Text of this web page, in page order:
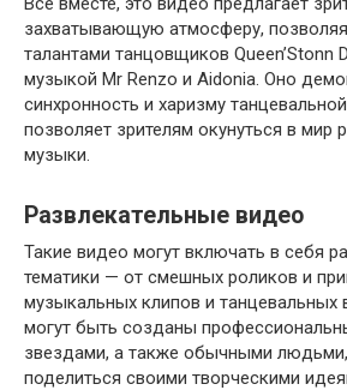
захватывающую атмосферу,
талантами танцовщиков Queen’Stonn
музыкой Mr Renzo и Aidonia. Оно
синхронность и харизму
позволяет зрителям окунуться в мир
музыки.
Развлекательные видео
Такие видео могут включать в себя
тематики — от смешных роликов и
музыкальных клипов и танцевальных
могут быть созданы
звездами, а также обычными
поделиться своими творческими